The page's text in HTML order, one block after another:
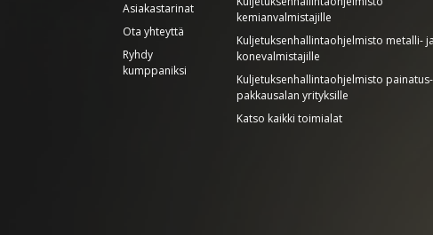
Asiakastarinat
Ota yhteyttä
Ryhdy
kumppaniksi
kemianvalmistajille
Kuljetuksenhallintaohjelmisto metalli- ja
konevalmistajille
Kuljetuksenhallintaohjelmisto
pakkausalan yrityksille
Katso kaikki toimialat